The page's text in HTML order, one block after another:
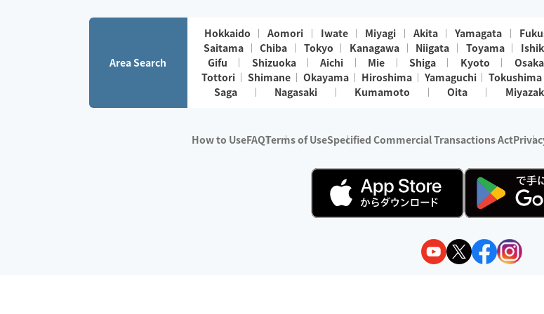
Area Search
Hokkaido Aomori Iwate Miyagi Akita Yamagata
Saitama
Chiba Tokyo Kanagawa Niigata Toyama
Gifu
Shizuoka Aichi Mie Shiga Kyoto Osaka
Tottori
Shimane Okayama Hiroshima Yamaguchi Tokushima
Saga
Nagasaki Kumamoto Oita
How to UseFAQTerms of UseSpecified Commercial Transactions Act